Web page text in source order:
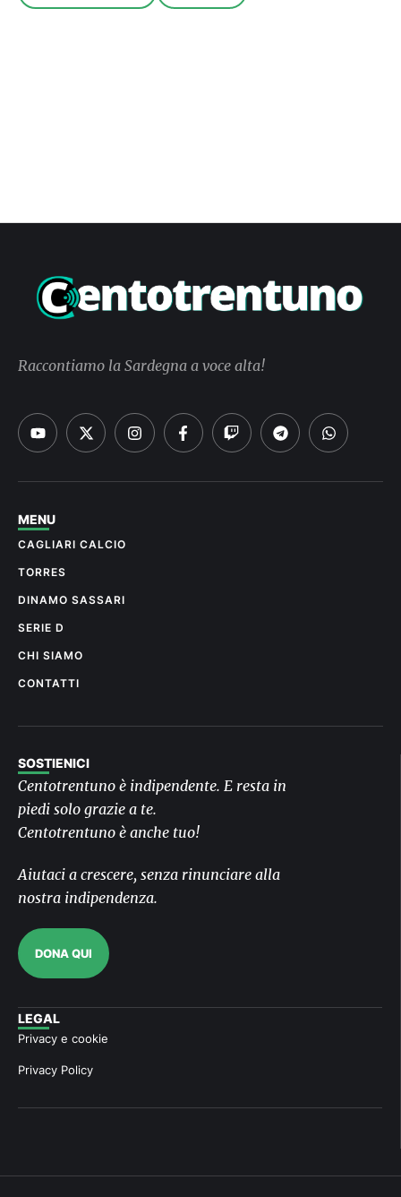
Raccontiamo la Sardegna a voce alta!
MENU
CAGLIARI CALCIO
TORRES
DINAMO SASSARI
SERIE D
CHI SIAMO
CONTATTI
SOSTIENICI
Centotrentuno è indipendente. E resta in
piedi solo grazie a te.
Centotrentuno è anche tuo!
Aiutaci a crescere, senza rinunciare alla
nostra indipendenza.
DONA QUI
LEGAL
Privacy e cookie
Privacy Policy